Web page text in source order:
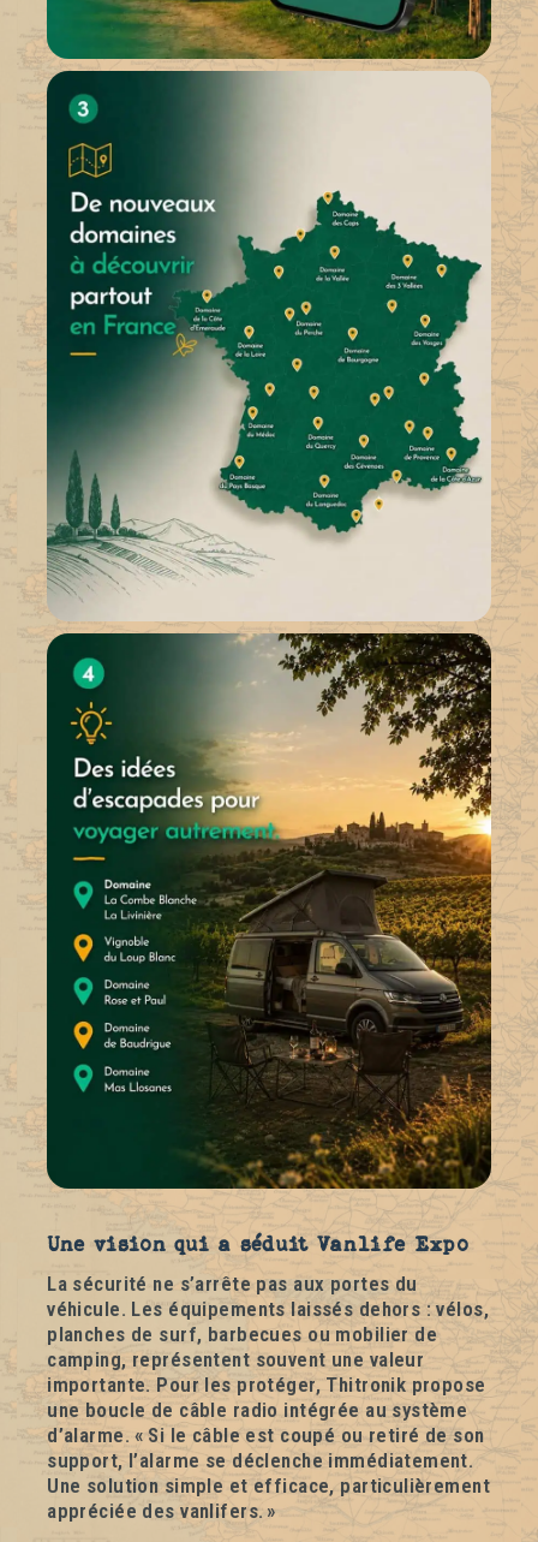
Une vision qui a séduit Vanlife Expo
La sécurité ne s’arrête pas aux portes du
véhicule. Les équipements laissés dehors : vélos,
planches de surf, barbecues ou mobilier de
camping, représentent souvent une valeur
importante. Pour les protéger, Thitronik propose
une boucle de câble radio intégrée au système
d’alarme. « Si le câble est coupé ou retiré de son
support, l’alarme se déclenche immédiatement.
Une solution simple et efficace, particulièrement
appréciée des vanlifers. »